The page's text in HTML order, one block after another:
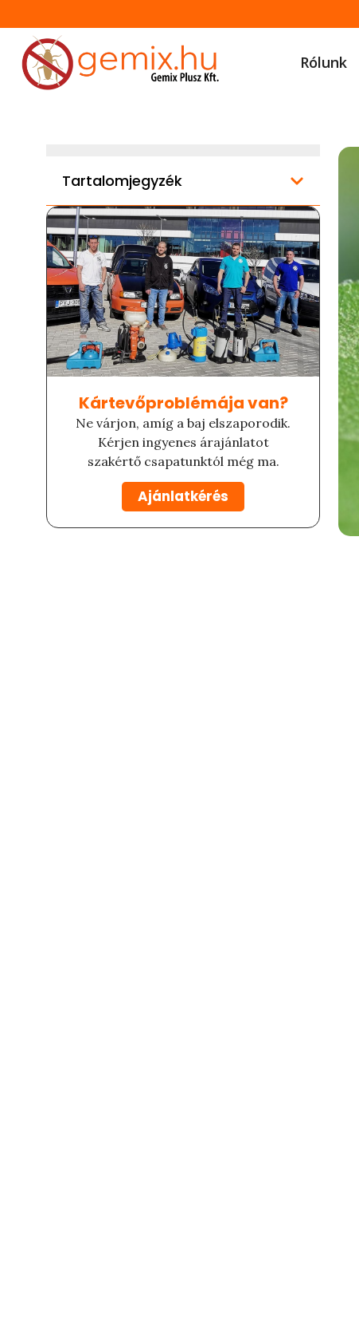
Rólunk
Tartalomjegyzék
Kártevőproblémája van?​
Ne várjon, amíg a baj elszaporodik.
Kérjen ingyenes árajánlatot
szakértő csapatunktól még ma.
Ajánlatkérés